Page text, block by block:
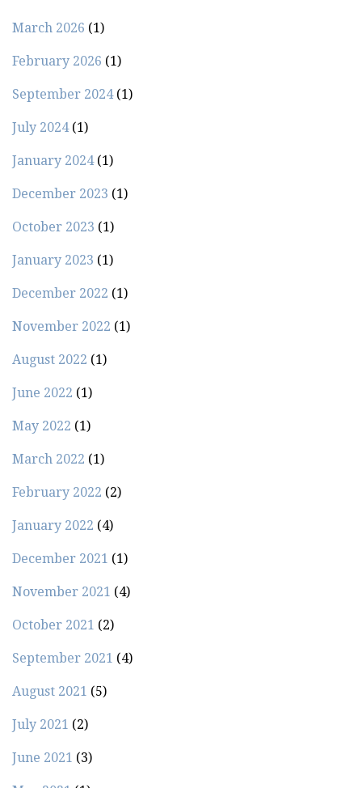
March 2026 (1)
February 2026 (1)
September 2024(1)
July 2024(1)
January 2024(1)
December 2023 (1)
October 2023 (1)
January 2023 (1)
December 2022 (1)
November 2022 (1)
August 2022 (1)
June 2022 (1)
May 2022 (1)
March 2022 (1)
February 2022 (2)
January 2022 (4)
December 2021 (1)
November 2021 (4)
October 2021 (2)
September 2021 (4)
August 2021 (5)
July 2021 (2)
June 2021 (3)